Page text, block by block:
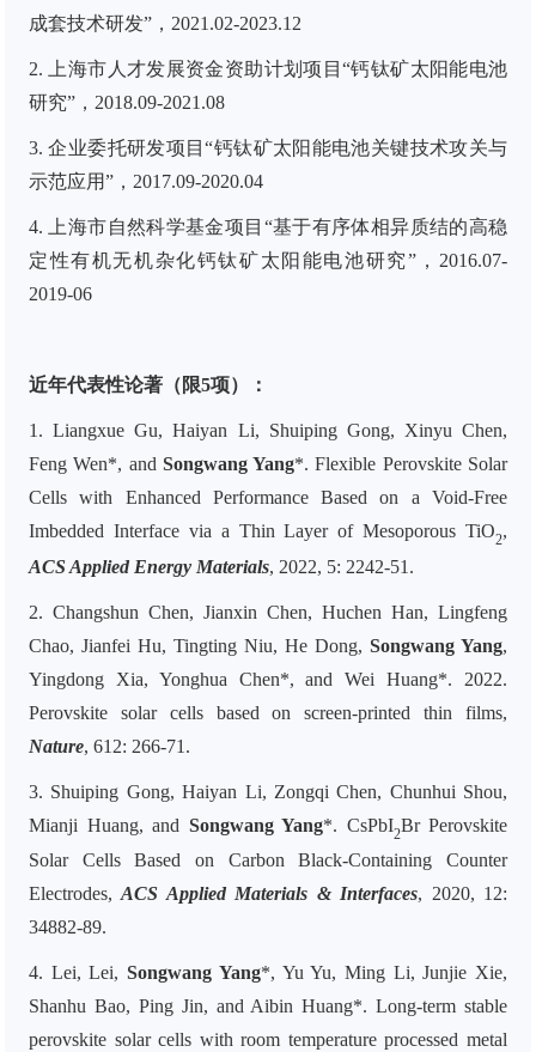
成套技术研发”，2021.02-2023.12
2. 上海市人才发展资金资助计划项目“钙钛矿太阳能电池
研究”，2018.09-2021.08
3. 企业委托研发项目“钙钛矿太阳能电池关键技术攻关与
示范应用”，2017.09-2020.04
4. 上海市自然科学基金项目“基于有序体相异质结的高稳
定性有机无机杂化钙钛矿太阳能电池研究”，2016.07-
2019-06
近年代表性论著（限5项）：
1. Liangxue Gu, Haiyan Li, Shuiping Gong, Xinyu Chen,
Feng Wen*, and Songwang Yang*. Flexible Perovskite Solar
Cells with Enhanced Performance Based on a Void-Free
Imbedded Interface via a Thin Layer of Mesoporous TiO2,
ACS Applied Energy Materials, 2022, 5: 2242-51.
2. Changshun Chen, Jianxin Chen, Huchen Han, Lingfeng
Chao, Jianfei Hu, Tingting Niu, He Dong, Songwang Yang,
Yingdong Xia, Yonghua Chen*, and Wei Huang*. 2022.
Perovskite solar cells based on screen-printed thin films,
Nature, 612: 266-71.
3. Shuiping Gong, Haiyan Li, Zongqi Chen, Chunhui Shou,
Mianji Huang, and Songwang Yang*. CsPbI2Br Perovskite
Solar Cells Based on Carbon Black-Containing Counter
Electrodes,ACS Applied Materials & Interfaces, 2020, 12:
34882-89.
4. Lei, Lei,Songwang Yang*, Yu Yu, Ming Li, Junjie Xie,
Shanhu Bao, Ping Jin, and Aibin Huang*. Long-term stable
perovskite solar cells with room temperature processed metal